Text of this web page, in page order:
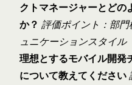
クトマネージャーとどの
か？ 評価ポイント：部
ュニケーションスタイル
理想とするモバイル開発
について教えてください